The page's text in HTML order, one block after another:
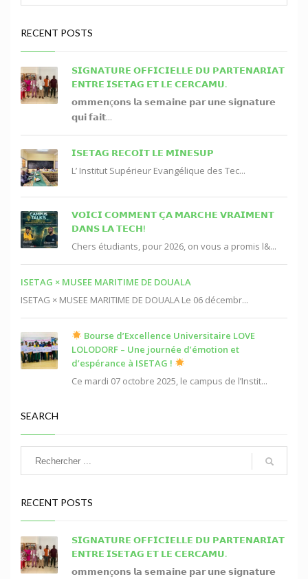
RECENT POSTS
𝗦𝗜𝗚𝗡𝗔𝗧𝗨𝗥𝗘 𝗢𝗙𝗙𝗜𝗖𝗜𝗘𝗟𝗟𝗘 𝗗𝗨 𝗣𝗔𝗥𝗧𝗘𝗡𝗔𝗥𝗜𝗔𝗧
𝗘𝗡𝗧𝗥𝗘 𝗜𝗦𝗘𝗧𝗔𝗚 𝗘𝗧 𝗟𝗘 𝗖𝗘𝗥𝗖𝗔𝗠𝗨.
𝗼𝗺𝗺𝗲𝗻ç𝗼𝗻𝘀 𝗹𝗮 𝘀𝗲𝗺𝗮𝗶𝗻𝗲 𝗽𝗮𝗿 𝘂𝗻𝗲 𝘀𝗶𝗴𝗻𝗮𝘁𝘂𝗿𝗲
𝗾𝘂𝗶 𝗳𝗮𝗶𝘁...
𝗜𝗦𝗘𝗧𝗔𝗚 𝗥𝗘𝗖𝗢𝗜𝗧 𝗟𝗘 𝗠𝗜𝗡𝗘𝗦𝗨𝗣
L’ Institut Supérieur Evangélique des Tec...
𝗩𝗢𝗜𝗖𝗜 𝗖𝗢𝗠𝗠𝗘𝗡𝗧 𝗖̧𝗔 𝗠𝗔𝗥𝗖𝗛𝗘 𝗩𝗥𝗔𝗜𝗠𝗘𝗡𝗧
𝗗𝗔𝗡𝗦 𝗟𝗔 𝗧𝗘𝗖𝗛!
Chers étudiants, pour 2026, on vous a promis l&...
ISETAG × MUSEE MARITIME DE DOUALA
ISETAG × MUSEE MARITIME DE DOUALA Le 06 décembr...
Bourse d’Excellence Universitaire LOVE
LOLODORF – Une journée d’émotion et
d’espérance à ISETAG !
Ce mardi 07 octobre 2025, le campus de l’Instit...
SEARCH
RECENT POSTS
𝗦𝗜𝗚𝗡𝗔𝗧𝗨𝗥𝗘 𝗢𝗙𝗙𝗜𝗖𝗜𝗘𝗟𝗟𝗘 𝗗𝗨 𝗣𝗔𝗥𝗧𝗘𝗡𝗔𝗥𝗜𝗔𝗧
𝗘𝗡𝗧𝗥𝗘 𝗜𝗦𝗘𝗧𝗔𝗚 𝗘𝗧 𝗟𝗘 𝗖𝗘𝗥𝗖𝗔𝗠𝗨.
𝗼𝗺𝗺𝗲𝗻ç𝗼𝗻𝘀 𝗹𝗮 𝘀𝗲𝗺𝗮𝗶𝗻𝗲 𝗽𝗮𝗿 𝘂𝗻𝗲 𝘀𝗶𝗴𝗻𝗮𝘁𝘂𝗿𝗲